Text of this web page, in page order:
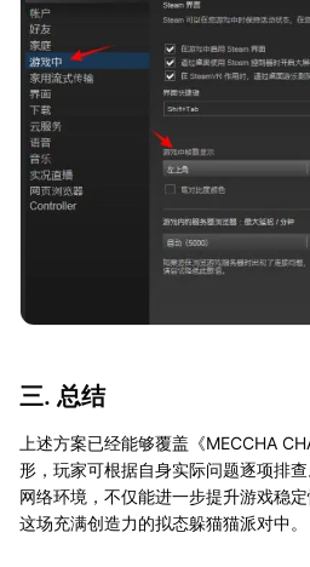
三. 总结
上述方案已经能够覆盖《MECCHA
形，玩家可根据自身实际问题逐项排
网络环境，不仅能进一步提升游戏稳
这场充满创造力的拟态躲猫猫派对中。